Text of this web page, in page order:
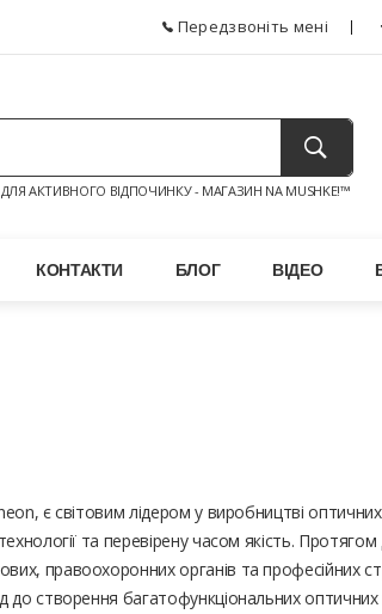
Передзвоніть мені
АКТИВНОГО ВІДПОЧИНКУ - МАГАЗИН NA MUSHKE!™
КОНТАКТИ БЛОГ ВІДЕО
є світовим лідером у виробництві
та перевірену часом якість.
правоохоронних органів та професійних
до створення багатофункціональних